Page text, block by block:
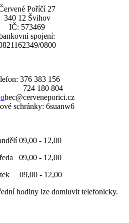
Poříčí 27
340 12 Švihov
IČ: 573469
spojení:
0800
376 383 156
180 804
obec@cerveneporici.cz
schránky: 6suanw6
09,00 - 12,00
09,00 - 12,00
09,00 - 12,00
hodiny lze domluvit telefonicky.